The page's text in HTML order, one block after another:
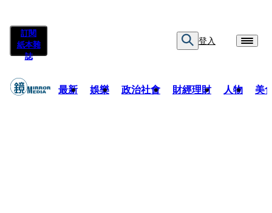
訂閱
紙本雜
誌
登入
最新 娛樂 政治社會 財經理財 人物 美